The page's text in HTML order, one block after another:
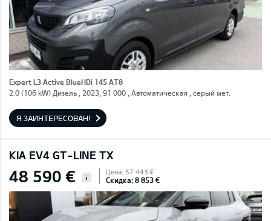
Expert L3 Active BlueHDi 145 AT8
2.0 (106 kW) Дизель , 2023, 91 000 , Автоматическая , серый мет.
Я ЗАИНТЕРЕСОВАН!
KIA EV4 GT-LINE TX
48 590 € i
Цена: 57 443 €
Скидка: 8 853 €